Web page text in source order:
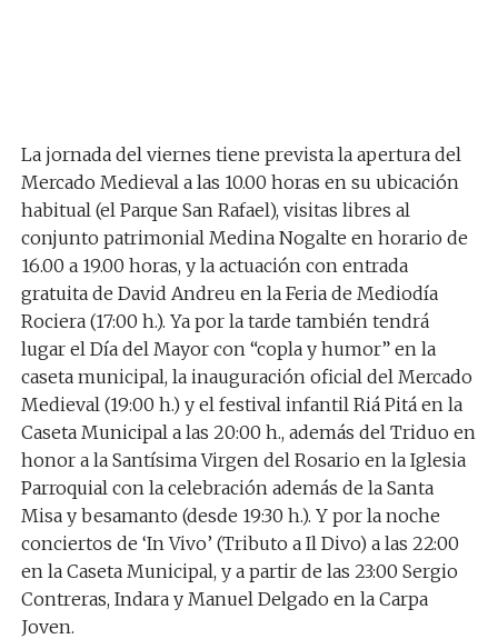
La jornada del viernes tiene prevista la apertura del
Mercado Medieval a las 10.00 horas en su ubicación
habitual (el Parque San Rafael), visitas libres al
conjunto patrimonial Medina Nogalte en horario de
16.00 a 19.00 horas, y la actuación con entrada
gratuita de David Andreu en la Feria de Mediodía
Rociera (17:00 h.). Ya por la tarde también tendrá
lugar el Día del Mayor con “copla y humor” en la
caseta municipal, la inauguración oficial del Mercado
Medieval (19:00 h.) y el festival infantil Riá Pitá en la
Caseta Municipal a las 20:00 h., además del Triduo en
honor a la Santísima Virgen del Rosario en la Iglesia
Parroquial con la celebración además de la Santa
Misa y besamanto (desde 19:30 h.). Y por la noche
conciertos de ‘In Vivo’ (Tributo a Il Divo) a las 22:00
en la Caseta Municipal, y a partir de las 23:00 Sergio
Contreras, Indara y Manuel Delgado en la Carpa
Joven.